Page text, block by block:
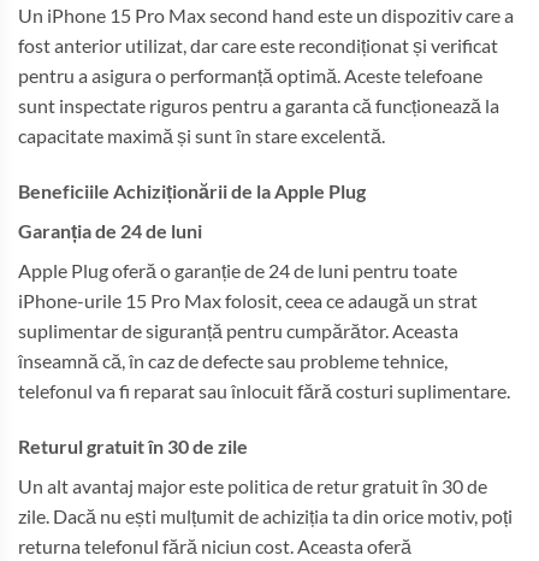
Un iPhone 15 Pro Max second hand este un dispozitiv care a
fost anterior utilizat, dar care este recondiționat și verificat
pentru a asigura o performanță optimă. Aceste telefoane
sunt inspectate riguros pentru a garanta că funcționează la
capacitate maximă și sunt în stare excelentă.
Beneficiile Achiziționării de la Apple Plug
Garanția de 24 de luni
Apple Plug oferă o garanție de 24 de luni pentru toate
iPhone-urile 15 Pro Max folosit, ceea ce adaugă un strat
suplimentar de siguranță pentru cumpărător. Aceasta
înseamnă că, în caz de defecte sau probleme tehnice,
telefonul va fi reparat sau înlocuit fără costuri suplimentare.
Returul gratuit în 30 de zile
Un alt avantaj major este politica de retur gratuit în 30 de
zile. Dacă nu ești mulțumit de achiziția ta din orice motiv, poți
returna telefonul fără niciun cost. Aceasta oferă